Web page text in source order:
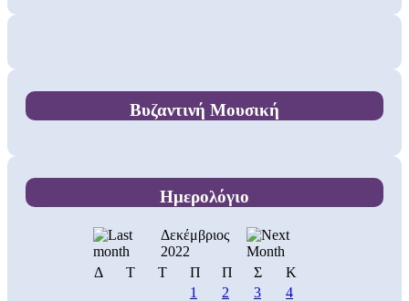
Βυζαντινή Μουσική
Ημερολόγιο
Δεκέμβριος
2022
Δ
Τ Τ Π Π Σ
Κ
1
2 3
4